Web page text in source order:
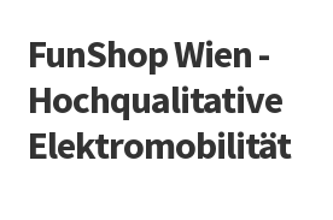
Zur
Navigation
springen
Zum
Inhalt
springen
FunShop Wien -
Hochqualitative
Elektromobilität